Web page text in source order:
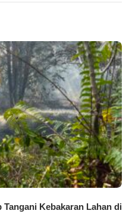
Kebakaran Lahan di